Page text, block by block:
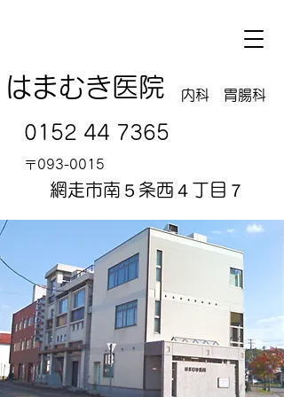
​はまむき医院 内科 胃腸科
0152 44 7365
〒093-0015
網走市南５条西４丁目７